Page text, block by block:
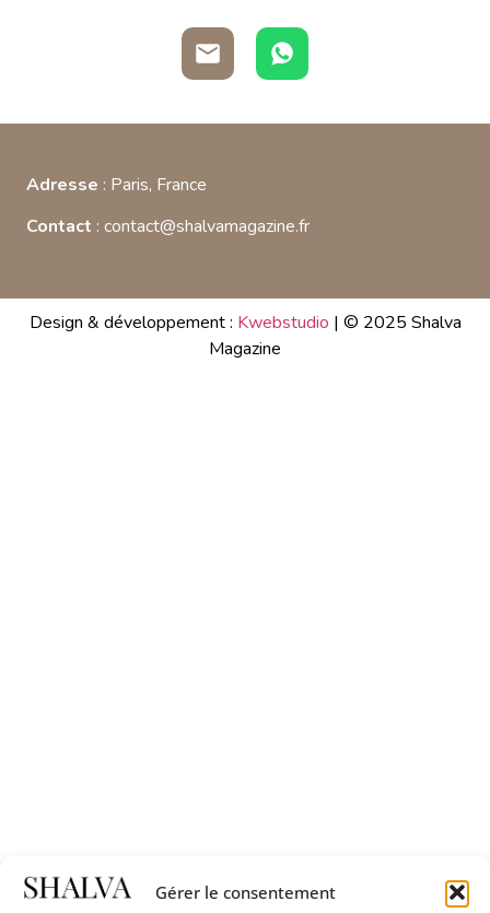
Gérer le consentement
Adresse : Paris, France
Contact : contact@shalvamagazine.fr
Design & développement : Kwebstudio | © 2025 Shalva
Magazine